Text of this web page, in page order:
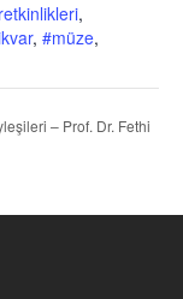
,
, #müze,
– Prof. Dr. Fethi